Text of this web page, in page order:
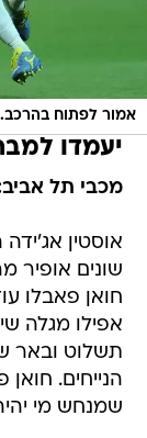
אמור לפתוח בהרכב.
יעמדו
מכבי תל
אוסטין
שונים אופיר
חואן פאבלו
אפילו מגלה
תשלוט ובאר
הנייחים.
שמנחש מי